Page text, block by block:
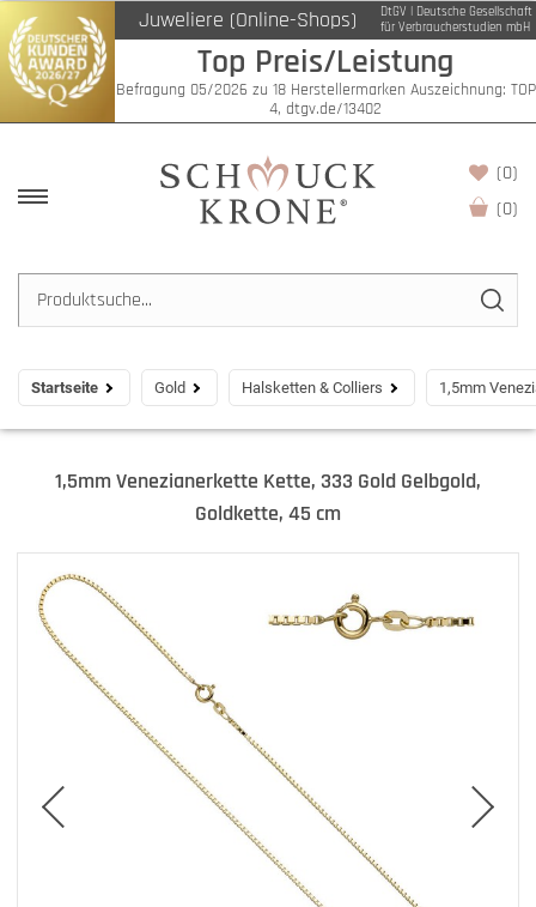
Juweliere (Online-Shops)
DtGV | Deutsche Gesellschaft
für Verbraucherstudien mbH
Top Preis/Leistung
Befragung 05/2026 zu 18 Herstellermarken Auszeichnung: TOP
4, dtgv.de/13402
(0)
(0)
Startseite Gold Halsketten & Colliers 1,5mm
1,5mm Venezianerkette Kette, 333 Gold Gelbgold,
Goldkette, 45 cm